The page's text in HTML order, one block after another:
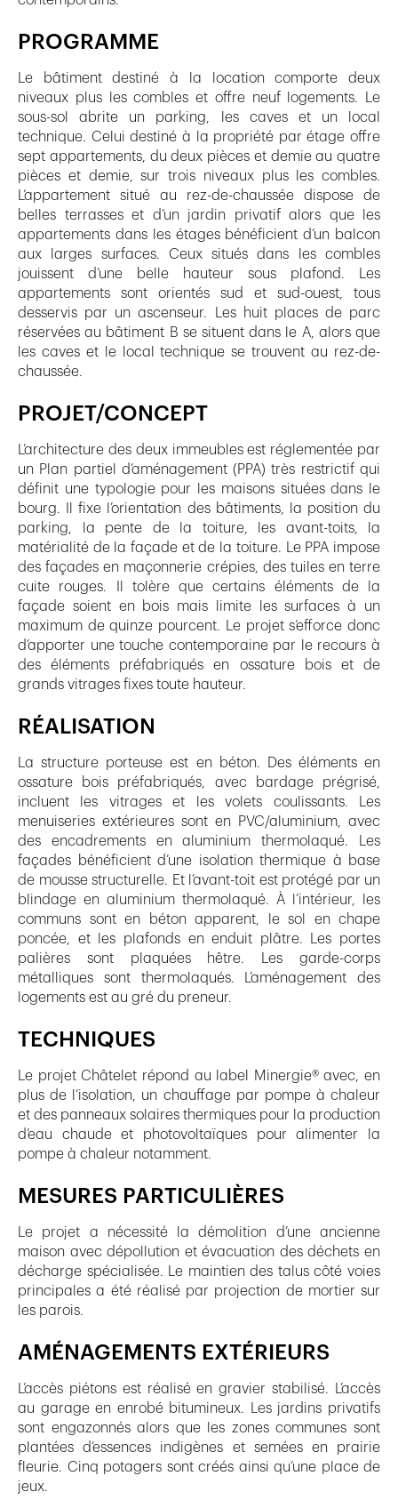
PROGRAMME
Le bâtiment destiné à la location comporte deux
niveaux plus les combles et offre neuf logements. Le
sous-sol abrite un parking, les caves et un local
technique. Celui destiné à la propriété par étage offre
sept appartements, du deux pièces et demie au quatre
pièces et demie, sur trois niveaux plus les combles.
L’appartement situé au rez-de-chaussée dispose de
belles terrasses et d’un jardin privatif alors que les
appartements dans les étages bénéficient d’un balcon
aux larges surfaces. Ceux situés dans les combles
jouissent d’une belle hauteur sous plafond. Les
appartements sont orientés sud et sud-ouest, tous
desservis par un ascenseur. Les huit places de parc
réservées au bâtiment B se situent dans le A, alors que
les caves et le local technique se trouvent au rez-de-
chaussée.
PROJET/CONCEPT
L’architecture des deux immeubles est réglementée par
un Plan partiel d’aménagement (PPA) très restrictif qui
définit une typologie pour les maisons situées dans le
bourg. Il fixe l’orientation des bâtiments, la position du
parking, la pente de la toiture, les avant-toits, la
matérialité de la façade et de la toiture. Le PPA impose
des façades en maçonnerie crépies, des tuiles en terre
cuite rouges. Il tolère que certains éléments de la
façade soient en bois mais limite les surfaces à un
maximum de quinze pourcent. Le projet s’efforce donc
d’apporter une touche contemporaine par le recours à
des éléments préfabriqués en ossature bois et de
grands vitrages fixes toute hauteur.
RÉALISATION
La structure porteuse est en béton. Des éléments en
ossature bois préfabriqués, avec bardage prégrisé,
incluent les vitrages et les volets coulissants. Les
menuiseries extérieures sont en PVC/aluminium, avec
des encadrements en aluminium thermolaqué. Les
façades bénéficient d’une isolation thermique à base
de mousse structurelle. Et l’avant-toit est protégé par un
blindage en aluminium thermolaqué. À l’intérieur, les
communs sont en béton apparent, le sol en chape
poncée, et les plafonds en enduit plâtre. Les portes
palières sont plaquées hêtre. Les garde-corps
métalliques sont thermolaqués. L’aménagement des
logements est au gré du preneur.
TECHNIQUES
Le projet Châtelet répond au label Minergie® avec, en
plus de l’isolation, un chauffage par pompe à chaleur
et des panneaux solaires thermiques pour la production
d’eau chaude et photovoltaïques pour alimenter la
pompe à chaleur notamment.
MESURES PARTICULIÈRES
Le projet a nécessité la démolition d’une ancienne
maison avec dépollution et évacuation des déchets en
décharge spécialisée. Le maintien des talus côté voies
principales a été réalisé par projection de mortier sur
les parois.
AMÉNAGEMENTS EXTÉRIEURS
L’accès piétons est réalisé en gravier stabilisé. L’accès
au garage en enrobé bitumineux. Les jardins privatifs
sont engazonnés alors que les zones communes sont
plantées d’essences indigènes et semées en prairie
fleurie. Cinq potagers sont créés ainsi qu’une place de
jeux.